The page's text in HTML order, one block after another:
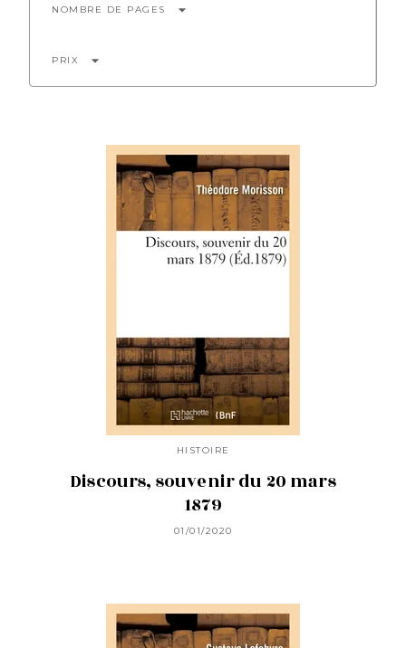
NOMBRE DE PAGES arrow_drop_down
PRIX arrow_drop_down
HISTOIRE
Discours, souvenir du 20 mars
1879
01/01/2020